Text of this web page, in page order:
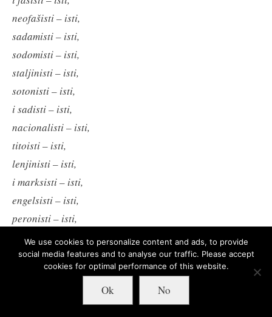
neofašisti – isti,
sadamisti – isti,
sodomisti – isti,
staljinisti – isti,
sotonisti – isti,
i sadisti – isti,
nacionalisti – isti,
titoisti – isti,
lenjinisti – isti,
i marksisti – isti,
engelsisti – isti,
peronisti – isti,
zapatisti – isti,
maoisti – isti,
čegevaristi – isti,
We use cookies to personalize content and ads, to provide
social media features and to analyse our traffic. Please accept
cookies for optimal performance of this website.
Ok No